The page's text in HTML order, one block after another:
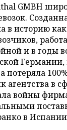
GMBH
в историю
и в годы
Германии,
потеряла
агентства в
войны
в